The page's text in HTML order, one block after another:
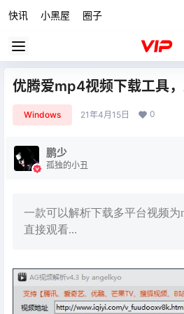
快讯 小黑屋 圈子
优腾爱mp4视频下载工具
Windows 21年4月15日 0
鹏少
孤独的小丑
一款可以解析下载多平台视频为
直接观看...